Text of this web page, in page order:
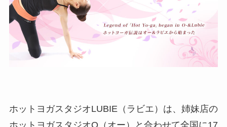
ホットヨガスタジオLUBIE（ラビエ）は、姉妹店の